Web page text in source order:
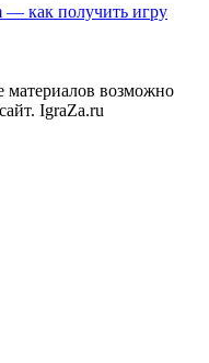
— как получить игру
возможно
IgraZa.ru